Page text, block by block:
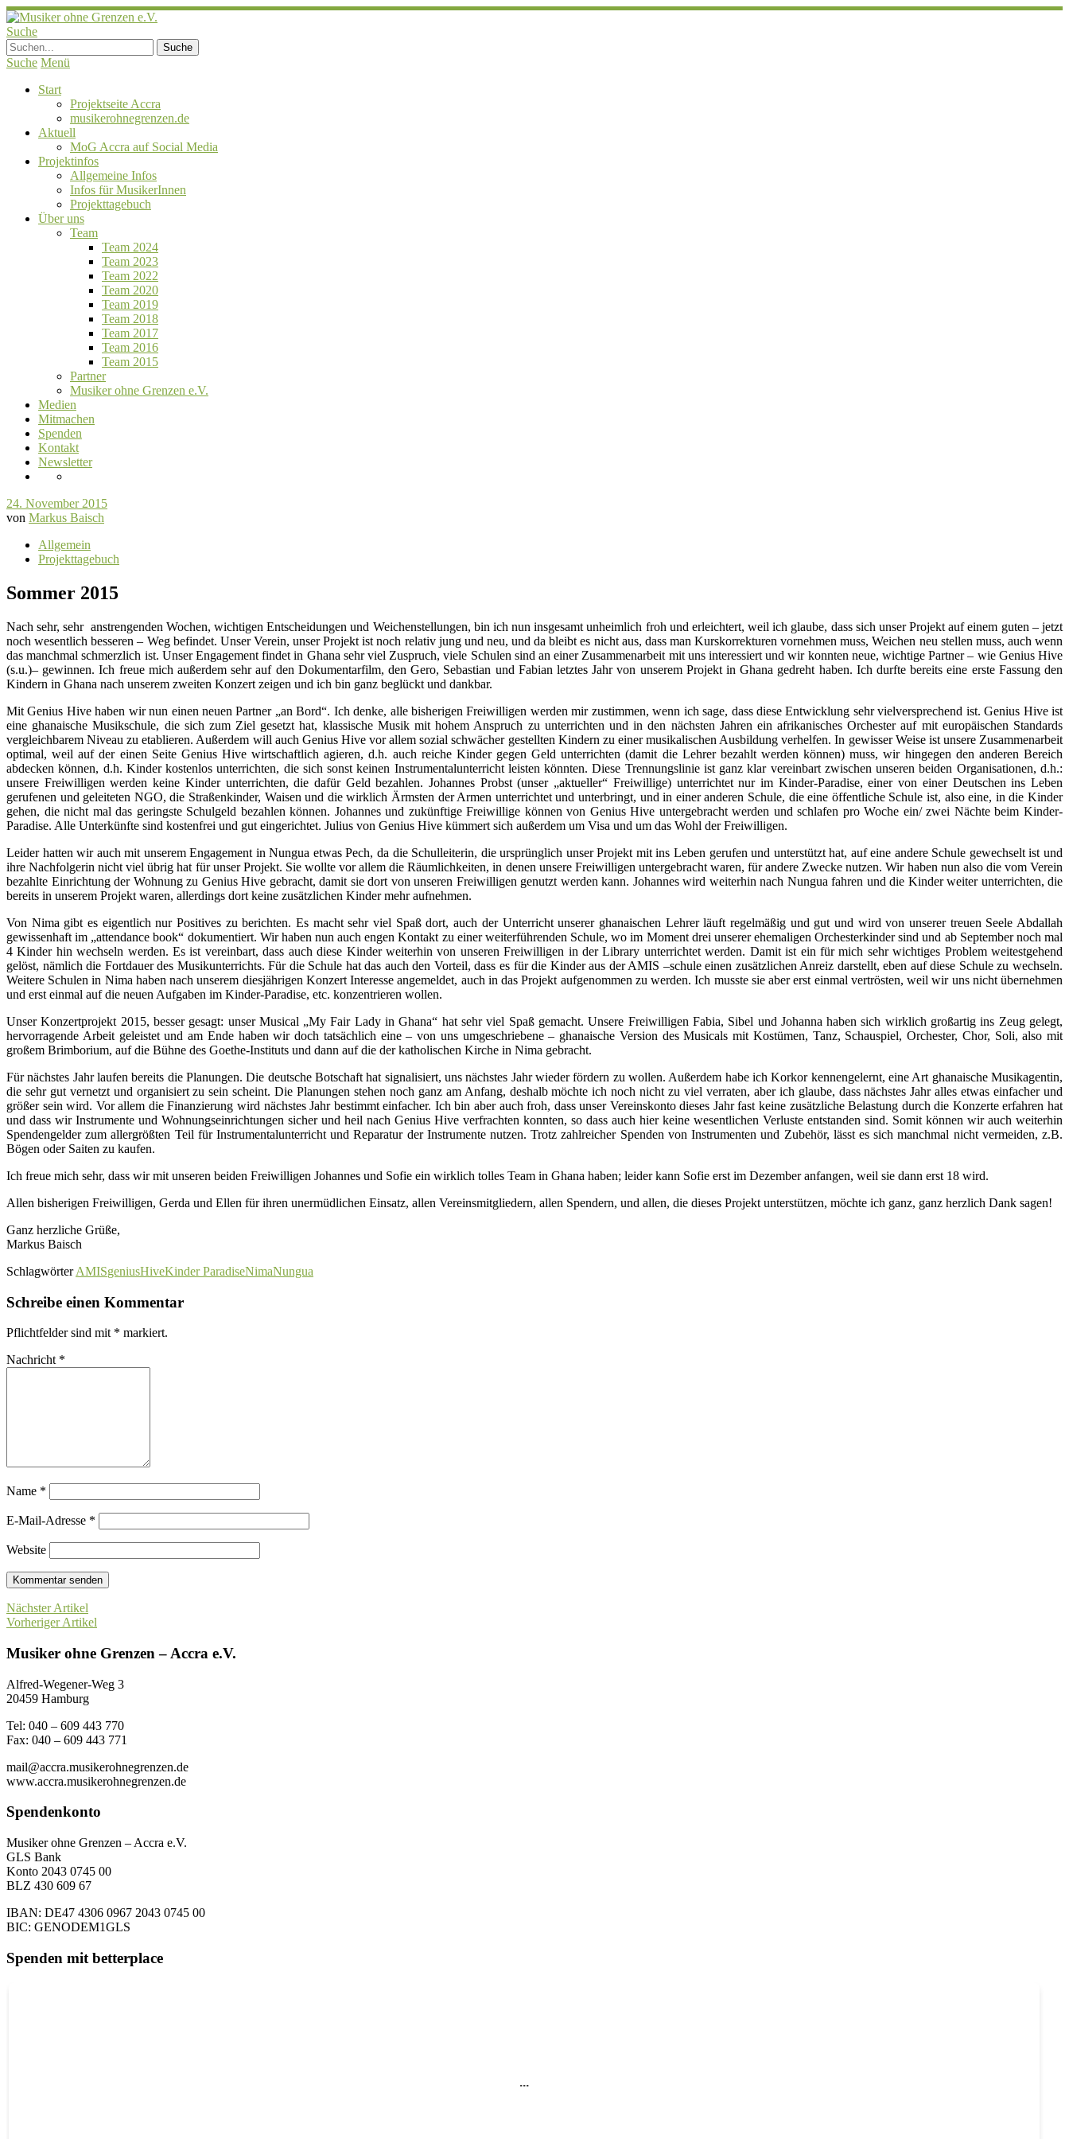
Suche
Suche Menü
Start
Projektseite Accra
musikerohnegrenzen.de
Aktuell
MoG Accra auf Social Media
Projektinfos
Allgemeine Infos
Infos für MusikerInnen
Projekttagebuch
Über uns
Team
Team 2024
Team 2023
Team 2022
Team 2020
Team 2019
Team 2018
Team 2017
Team 2016
Team 2015
Partner
Musiker ohne Grenzen e.V.
Medien
Mitmachen
Spenden
Kontakt
Newsletter
24. November 2015
von Markus Baisch
Allgemein
Projekttagebuch
Sommer 2015
Nach sehr, sehr anstrengenden Wochen, wichtigen Entscheidungen und Weichenstellungen, bin ich nun insgesamt unheimlich froh und erleichtert, weil ich glaube, dass sich unser Projekt auf einem guten – jetzt
noch wesentlich besseren – Weg befindet. Unser Verein, unser Projekt ist noch relativ jung und neu, und da bleibt es nicht aus, dass man Kurskorrekturen vornehmen muss, Weichen neu stellen muss, auch wenn
das manchmal schmerzlich ist. Unser Engagement findet in Ghana sehr viel Zuspruch, viele Schulen sind an einer Zusammenarbeit mit uns interessiert und wir konnten neue, wichtige Partner – wie Genius Hive
(s.u.)– gewinnen. Ich freue mich außerdem sehr auf den Dokumentarfilm, den Gero, Sebastian und Fabian letztes Jahr von unserem Projekt in Ghana gedreht haben. Ich durfte bereits eine erste Fassung den
Kindern in Ghana nach unserem zweiten Konzert zeigen und ich bin ganz beglückt und dankbar.
Mit Genius Hive haben wir nun einen neuen Partner „an Bord“. Ich denke, alle bisherigen Freiwilligen werden mir zustimmen, wenn ich sage, dass diese Entwicklung sehr vielversprechend ist. Genius Hive ist
eine ghanaische Musikschule, die sich zum Ziel gesetzt hat, klassische Musik mit hohem Anspruch zu unterrichten und in den nächsten Jahren ein afrikanisches Orchester auf mit europäischen Standards
vergleichbarem Niveau zu etablieren. Außerdem will auch Genius Hive vor allem sozial schwächer gestellten Kindern zu einer musikalischen Ausbildung verhelfen. In gewisser Weise ist unsere Zusammenarbeit
optimal, weil auf der einen Seite Genius Hive wirtschaftlich agieren, d.h. auch reiche Kinder gegen Geld unterrichten (damit die Lehrer bezahlt werden können) muss, wir hingegen den anderen Bereich
abdecken können, d.h. Kinder kostenlos unterrichten, die sich sonst keinen Instrumentalunterricht leisten könnten. Diese Trennungslinie ist ganz klar vereinbart zwischen unseren beiden Organisationen, d.h.:
unsere Freiwilligen werden keine Kinder unterrichten, die dafür Geld bezahlen. Johannes Probst (unser „aktueller“ Freiwillige) unterrichtet nur im Kinder-Paradise, einer von einer Deutschen ins Leben
gerufenen und geleiteten NGO, die Straßenkinder, Waisen und die wirklich Ärmsten der Armen unterrichtet und unterbringt, und in einer anderen Schule, die eine öffentliche Schule ist, also eine, in die Kinder
gehen, die nicht mal das geringste Schulgeld bezahlen können. Johannes und zukünftige Freiwillige können von Genius Hive untergebracht werden und schlafen pro Woche ein/ zwei Nächte beim Kinder-
Paradise. Alle Unterkünfte sind kostenfrei und gut eingerichtet. Julius von Genius Hive kümmert sich außerdem um Visa und um das Wohl der Freiwilligen.
Leider hatten wir auch mit unserem Engagement in Nungua etwas Pech, da die Schulleiterin, die ursprünglich unser Projekt mit ins Leben gerufen und unterstützt hat, auf eine andere Schule gewechselt ist und
ihre Nachfolgerin nicht viel übrig hat für unser Projekt. Sie wollte vor allem die Räumlichkeiten, in denen unsere Freiwilligen untergebracht waren, für andere Zwecke nutzen. Wir haben nun also die vom Verein
bezahlte Einrichtung der Wohnung zu Genius Hive gebracht, damit sie dort von unseren Freiwilligen genutzt werden kann. Johannes wird weiterhin nach Nungua fahren und die Kinder weiter unterrichten, die
bereits in unserem Projekt waren, allerdings dort keine zusätzlichen Kinder mehr aufnehmen.
Von Nima gibt es eigentlich nur Positives zu berichten. Es macht sehr viel Spaß dort, auch der Unterricht unserer ghanaischen Lehrer läuft regelmäßig und gut und wird von unserer treuen Seele Abdallah
gewissenhaft im „attendance book“ dokumentiert. Wir haben nun auch engen Kontakt zu einer weiterführenden Schule, wo im Moment drei unserer ehemaligen Orchesterkinder sind und ab September noch mal
4 Kinder hin wechseln werden. Es ist vereinbart, dass auch diese Kinder weiterhin von unseren Freiwilligen in der Library unterrichtet werden. Damit ist ein für mich sehr wichtiges Problem weitestgehend
gelöst, nämlich die Fortdauer des Musikunterrichts. Für die Schule hat das auch den Vorteil, dass es für die Kinder aus der AMIS –schule einen zusätzlichen Anreiz darstellt, eben auf diese Schule zu wechseln.
Weitere Schulen in Nima haben nach unserem diesjährigen Konzert Interesse angemeldet, auch in das Projekt aufgenommen zu werden. Ich musste sie aber erst einmal vertrösten, weil wir uns nicht übernehmen
und erst einmal auf die neuen Aufgaben im Kinder-Paradise, etc. konzentrieren wollen.
Unser Konzertprojekt 2015, besser gesagt: unser Musical „My Fair Lady in Ghana“ hat sehr viel Spaß gemacht. Unsere Freiwilligen Fabia, Sibel und Johanna haben sich wirklich großartig ins Zeug gelegt,
hervorragende Arbeit geleistet und am Ende haben wir doch tatsächlich eine – von uns umgeschriebene – ghanaische Version des Musicals mit Kostümen, Tanz, Schauspiel, Orchester, Chor, Soli, also mit
großem Brimborium, auf die Bühne des Goethe-Instituts und dann auf die der katholischen Kirche in Nima gebracht.
Für nächstes Jahr laufen bereits die Planungen. Die deutsche Botschaft hat signalisiert, uns nächstes Jahr wieder fördern zu wollen. Außerdem habe ich Korkor kennengelernt, eine Art ghanaische Musikagentin,
die sehr gut vernetzt und organisiert zu sein scheint. Die Planungen stehen noch ganz am Anfang, deshalb möchte ich noch nicht zu viel verraten, aber ich glaube, dass nächstes Jahr alles etwas einfacher und
größer sein wird. Vor allem die Finanzierung wird nächstes Jahr bestimmt einfacher. Ich bin aber auch froh, dass unser Vereinskonto dieses Jahr fast keine zusätzliche Belastung durch die Konzerte erfahren hat
und dass wir Instrumente und Wohnungseinrichtungen sicher und heil nach Genius Hive verfrachten konnten, so dass auch hier keine wesentlichen Verluste entstanden sind. Somit können wir auch weiterhin
Spendengelder zum allergrößten Teil für Instrumentalunterricht und Reparatur der Instrumente nutzen. Trotz zahlreicher Spenden von Instrumenten und Zubehör, lässt es sich manchmal nicht vermeiden, z.B.
Bögen oder Saiten zu kaufen.
Ich freue mich sehr, dass wir mit unseren beiden Freiwilligen Johannes und Sofie ein wirklich tolles Team in Ghana haben; leider kann Sofie erst im Dezember anfangen, weil sie dann erst 18 wird.
Allen bisherigen Freiwilligen, Gerda und Ellen für ihren unermüdlichen Einsatz, allen Vereinsmitgliedern, allen Spendern, und allen, die dieses Projekt unterstützen, möchte ich ganz, ganz herzlich Dank sagen!
Ganz herzliche Grüße,
Markus Baisch
Schlagwörter AMISgeniusHiveKinder ParadiseNimaNungua
Schreibe einen Kommentar
Pflichtfelder sind mit * markiert.
Nachricht *
Name *
E-Mail-Adresse *
Website
Nächster Artikel
Vorheriger Artikel
Musiker ohne Grenzen – Accra e.V.
Alfred-Wegener-Weg 3
20459 Hamburg
Tel: 040 – 609 443 770
Fax: 040 – 609 443 771
mail@accra.musikerohnegrenzen.de
www.accra.musikerohnegrenzen.de
Spendenkonto
Musiker ohne Grenzen – Accra e.V.
GLS Bank
Konto 2043 0745 00
BLZ 430 609 67
IBAN: DE47 4306 0967 2043 0745 00
BIC: GENODEM1GLS
Spenden mit betterplace